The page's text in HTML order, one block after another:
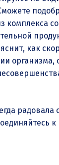
комплекса
как
организма,
радовала